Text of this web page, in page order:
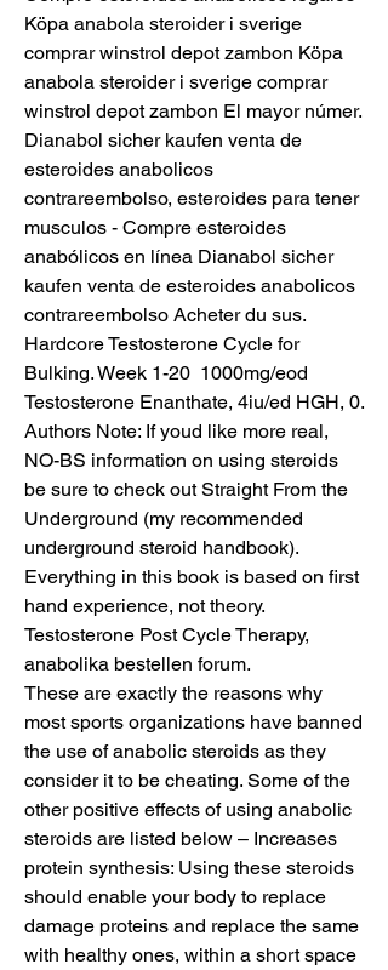
Köpa anabola steroider i sverige
comprar winstrol depot zambon Köpa
anabola steroider i sverige comprar
winstrol depot zambon El mayor númer.
Dianabol sicher kaufen venta de
esteroides anabolicos
contrareembolso, esteroides para tener
musculos - Compre esteroides
anabólicos en línea Dianabol sicher
kaufen venta de esteroides anabolicos
contrareembolso Acheter du sus.
Hardcore Testosterone Cycle for
Bulking. Week 1-20  1000mg/eod
Testosterone Enanthate, 4iu/ed HGH, 0.
Authors Note: If youd like more real,
NO-BS information on using steroids
be sure to check out Straight From the
Underground (my recommended
underground steroid handbook).
Everything in this book is based on first
hand experience, not theory.
Testosterone Post Cycle Therapy,
anabolika bestellen forum.
These are exactly the reasons why
most sports organizations have banned
the use of anabolic steroids as they
consider it to be cheating. Some of the
other positive effects of using anabolic
steroids are listed below – Increases
protein synthesis: Using these steroids
should enable your body to replace
damage proteins and replace the same
with healthy ones, within a short space